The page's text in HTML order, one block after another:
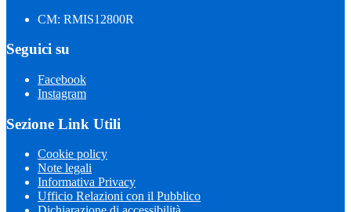
CM: RMIS12800R
Seguici su
Facebook
Instagram
Sezione Link Utili
Cookie policy
Note legali
Informativa Privacy
Ufficio Relazioni con il Pubblico